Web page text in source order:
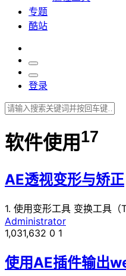
专题
酷站
登录
软件使用 17
AE透视变形与矫正
1. 使用变形工具 变换工具
Administrator
1,031,632 0 1
使用AE插件输出